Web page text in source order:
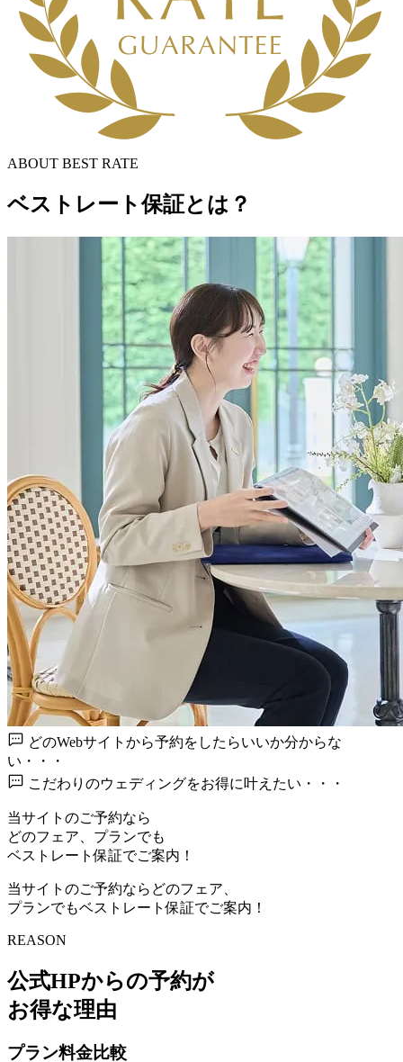
ABOUT BEST RATE
ベストレート保証とは？
どのWebサイトから予約を したらいいか分からな
い・・・
こだわりのウェディングをお得に叶えたい・・・
当サイトのご予約なら
どのフェア、プランでも
ベストレート保証でご案内！
当サイトのご予約ならどのフェア、
プランでもベストレート保証でご案内！
REASON
公式HPからの予約が
お得な理由
プラン料金比較